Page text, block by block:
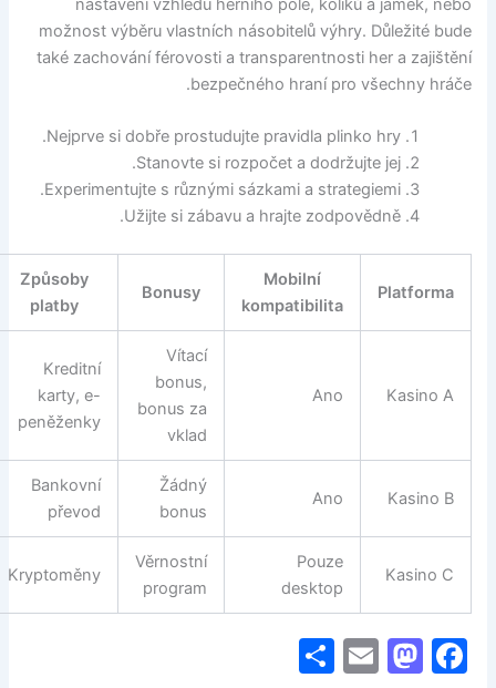
nastavení vzhledu herního pole, kolíků a jamek, nebo
možnost výběru vlastních násobitelů výhry. Důležité bude
také zachování férovosti a transparentnosti her a zajištění
bezpečného hraní pro všechny hráče.
Nejprve si dobře prostudujte pravidla plinko hry.
Stanovte si rozpočet a dodržujte jej.
Experimentujte s různými sázkami a strategiemi.
Užijte si zábavu a hrajte zodpovědně.
Platforma
Mobilní
kompatibilita
Bonusy
Způsoby
platby
Kasino A
Ano
Vítací
bonus,
bonus za
vklad
Kreditní
karty, e-
peněženky
Kasino B
Ano
Žádný
bonus
Bankovní
převod
Kasino C
Pouze
desktop
Věrnostní
program
Kryptoměny
F
M
E
S